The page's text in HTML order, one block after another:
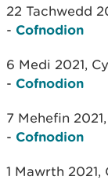
22 Tachwedd
- Cofnodion
6 Medi 2021,
- Cofnodion
7 Mehefin
- Cofnodion
1 Mawrth